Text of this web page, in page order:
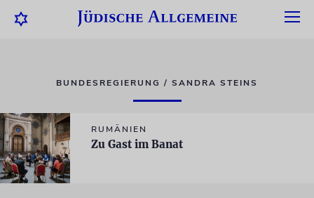
BUNDESREGIERUNG / SANDRA STEINS
RUMÄNIEN
Zu Gast im Banat